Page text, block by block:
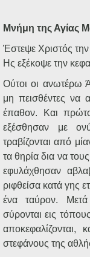
Μνήμη της Αγίας
Έστεψε Χριστός
Ης εξέκοψε την
Ούτοι οι ανωτέρω
μη πεισθέντες να
έπαθον. Και
εξέσθησαν με
τραβίζονται από
τα θηρία δια να
εφυλάχθησαν
ριφθείσα κατά γης
ένα ταύρον. Μετά
σύρονται εις
αποκεφαλίζονται,
στεφάνους της